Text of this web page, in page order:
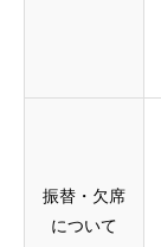
振替・欠席
について